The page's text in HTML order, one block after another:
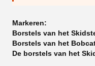
Markeren:
Borstels van het
Borstels van het
De borstels van het